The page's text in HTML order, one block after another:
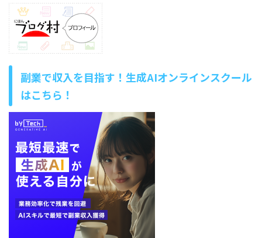
副業で収入を目指す！生成AIオンラインスクール
はこちら！